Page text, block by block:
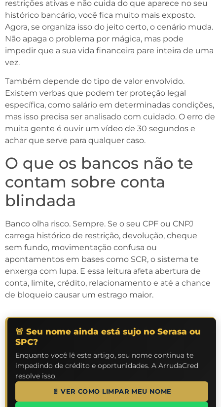
restrições ativas e não cuida do que aparece no seu
histórico bancário, você fica muito mais exposto.
Agora, se organiza isso do jeito certo, o cenário muda.
Não apaga o problema por mágica, mas pode
impedir que a sua vida financeira pare inteira de uma
vez.
Também depende do tipo de valor envolvido.
Existem verbas que podem ter proteção legal
específica, como salário em determinadas condições,
mas isso precisa ser analisado com cuidado. O erro de
muita gente é ouvir um vídeo de 30 segundos e
achar que serve para qualquer caso.
O que os bancos não te
contam sobre conta
blindada
Banco olha risco. Sempre. Se o seu CPF ou CNPJ
carrega histórico de restrição, devolução, cheque
sem fundo, movimentação confusa ou
apontamentos em bases como SCR, o sistema te
enxerga com lupa. E essa leitura afeta abertura de
conta, limite, crédito, relacionamento e até a chance
de bloqueio causar um estrago maior.
🚨 Seu nome ainda está sujo no Serasa ou
SPC?
Enquanto você lê este artigo, seu nome continua te
impedindo de crédito e oportunidades. A ArrudaCred
resolve isso.
📄 VER COMO LIMPAR MEU NOME